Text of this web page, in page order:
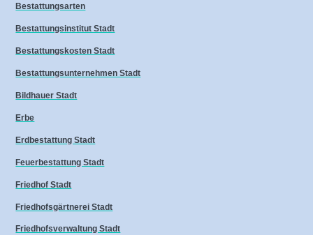
Bestattungsarten
Bestattungsinstitut Stadt
Bestattungskosten Stadt
Bestattungsunternehmen Stadt
Bildhauer Stadt
Erbe
Erdbestattung Stadt
Feuerbestattung Stadt
Friedhof Stadt
Friedhofsgärtnerei Stadt
Friedhofsverwaltung Stadt